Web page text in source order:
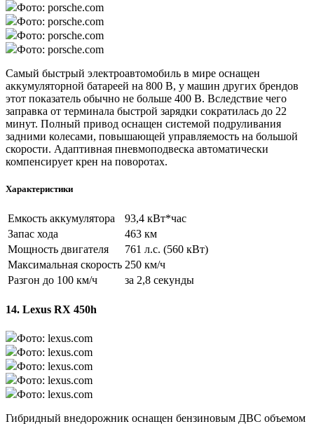
Фото: porsche.com
Фото: porsche.com
Фото: porsche.com
Фото: porsche.com
Самый быстрый электроавтомобиль в мире оснащен
аккумуляторной батареей на 800 В, у машин других брендов
этот показатель обычно не больше 400 В. Вследствие чего
заправка от терминала быстрой зарядки сократилась до 22
минут. Полный привод оснащен системой подруливания
задними колесами, повышающей управляемость на большой
скорости. Адаптивная пневмоподвеска автоматически
компенсирует крен на поворотах.
Характеристики
Емкость аккумулятора
93,4 кВт*час
Запас хода
463 км
Мощность двигателя
761 л.с. (560 кВт)
Максимальная скорость 250 км/ч
Разгон до 100 км/ч
за 2,8 секунды
14. Lexus RX 450h
Фото: lexus.com
Фото: lexus.com
Фото: lexus.com
Фото: lexus.com
Фото: lexus.com
Гибридный внедорожник оснащен бензиновым ДВС объемом